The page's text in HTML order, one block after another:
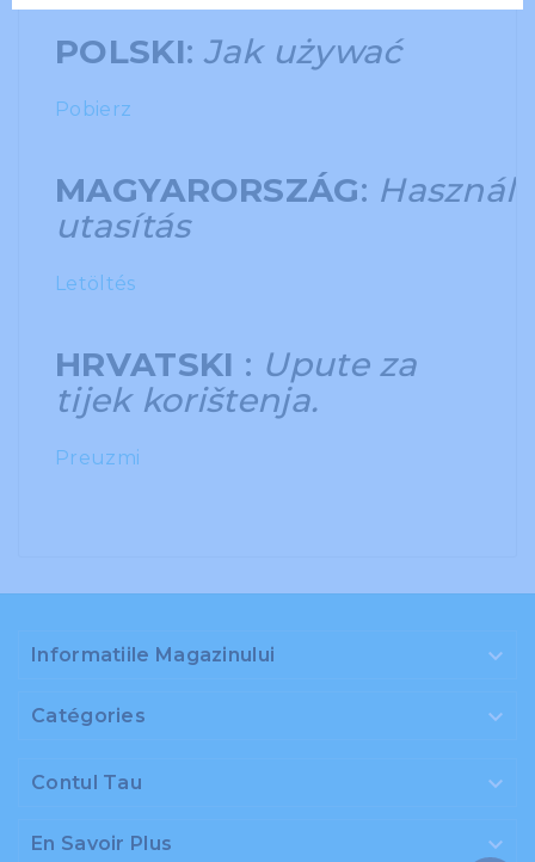
POLSKI: Jak używać
Pobierz
MAGYARORSZÁG:
utasítás
Letöltés
HRVATSKI : Upute za
tijek korištenja.
Preuzmi
Informatiile Magazinului 
Catégories 
Contul Tau 
En Savoir Plus 